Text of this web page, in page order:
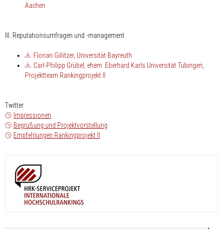
Aachen
III. Reputationsumfragen und -management
Florian Gillitzer, Universität Bayreuth
Carl-Philipp Grübel, ehem. Eberhard Karls Universität Tübingen,
Projektteam Rankingprojekt II
Twitter
Impressionen
Begrüßung und Projektvorstellung
Empfehlungen Rankingprojekt II